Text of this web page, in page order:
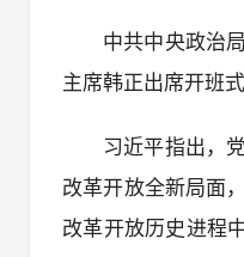
中共中央政治
主席韩正出席开班式
习近平指出，
改革开放全新局面
改革开放历史进程